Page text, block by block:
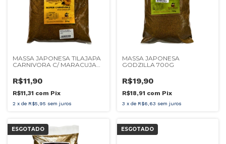
MASSA JAPONESA TILAJAPA
CARNIVORA C/ MARACUJA
R$11,90
R$11,31 com Pix
2 x de R$5,95 sem juros
MASSA JAPONESA
GODZILLA 700G
R$19,90
R$18,91 com Pix
3 x de R$6,63 sem juros
ESGOTADO ESGOTADO